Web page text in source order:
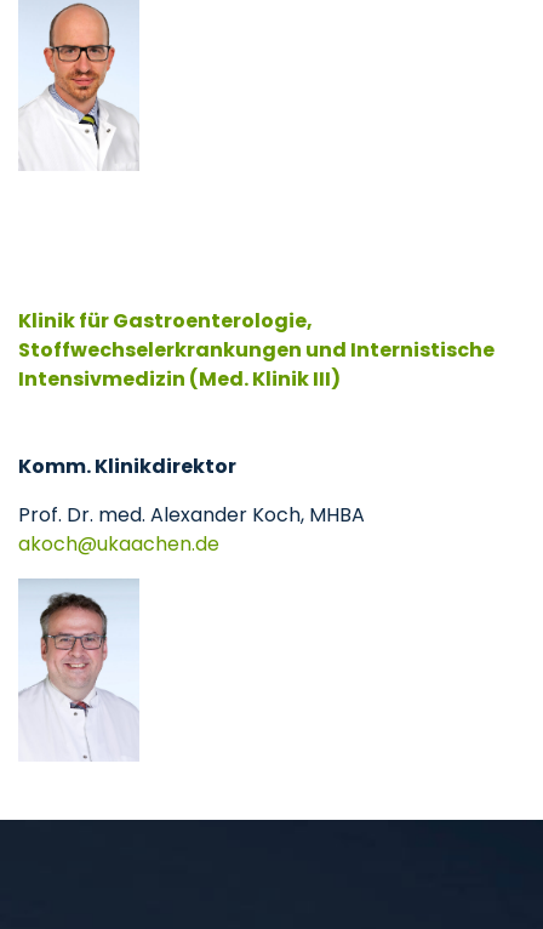
Klinik für Gastroenterologie,
Stoffwechselerkrankungen und Internistische
Intensivmedizin (Med. Klinik III)
Komm. Klinikdirektor
Prof. Dr. med. Alexander Koch, MHBA
akoch
ukaachende